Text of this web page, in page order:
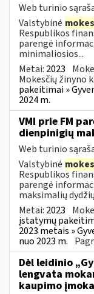
Web turinio
Valstybinė
Respublikos
parengė
minimaliosios...
Metai: 2023
Mokesčių žinyno
pakeitimai »
2024 m.
VMI prie FM
dienpinigių
Web turinio
Valstybinė
Respublikos
parengė
maksimalių
Metai: 2023
įstatymų
2023 metais »
nuo 2023 m.
Dėl leidinio
lengvata
kaupimo